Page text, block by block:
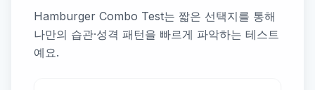
Hamburger Combo Test는 짧은 선택지를 통해
나만의 습관·성격 패턴을 빠르게 파악하는 테스트
예요.